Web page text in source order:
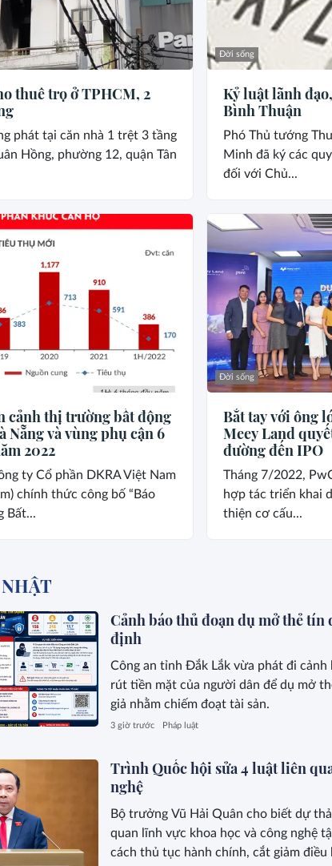
thuê trọ ở TPHCM, 2
phát tại căn nhà 1 trệt 3 tầng
Hồng, phường 12, quận Tân
Đời sống
Kỷ luật lãnh
Bình Thuận
Phó Thủ tướng
Minh đã ký các
đối với Chủ...
cảnh thị trường bất động
Nẵng và vùng phụ cận 6
2022
ty Cổ phần DKRA Việt Nam
chính thức công bố “Báo
Bất...
Đời sống
Bắt tay với ông
Meey Land
đường đến IPO
Tháng 7/2022,
hợp tác triển khai
thiện cơ cấu...
Cảnh báo thủ đoạn dụ mở thẻ
định
Công an tỉnh Đắk Lắk vừa phát đi
rút tiền mặt của người dân để dụ mở
giả nhằm chiếm đoạt tài sản.
3 giờ trước Pháp luật
Trình Quốc hội sửa 4 luật liên
nghệ
Bộ trưởng Vũ Hải Quân cho biết dự
quan lĩnh vực khoa học và công nghệ
cách thủ tục hành chính, cắt giảm điều